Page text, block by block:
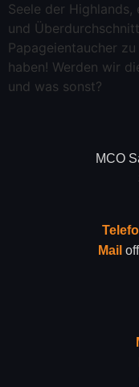
Seele der
und
Papageientaucher
haben! Werden wir
und was sonst?
MCO
Mail